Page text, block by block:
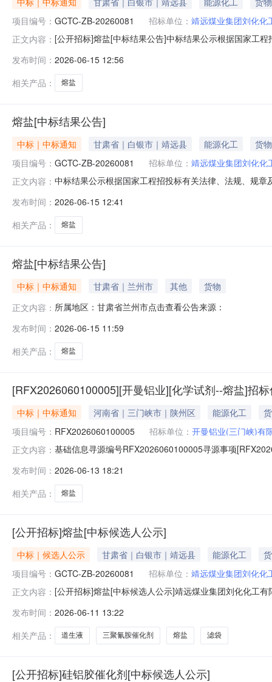
项目编号： GCTC-ZB-20260081 招标单位： 靖远煤业集团刘化化
正文内容： [公开招标]熔盐[中标结果公告]中标结果公示根据国家工
20260081招标人靖远煤业集团刘化化工有限公司联系电
息中标价（元）0
发布时间： 2026-06-15 12:56
相关产品：
熔盐
熔盐[中标结果公告]
中标｜中标通知 甘肃省｜白银市｜靖远县 能源化工
货物
项目编号： GCTC-ZB-20260081 招标单位： 靖远煤业集团刘化化
正文内容： 中标结果公示根据国家工程招投标有关法律、法规、规
工有限公司联系电话15336008633代理机构甘肃煤炭交
股份有限公司
发布时间： 2026-06-15 12:41
相关产品：
熔盐
熔盐[中标结果公告]
中标｜中标通知 甘肃省｜兰州市 其他
货物
正文内容： 所属地区：甘肃省兰州市点击查看公告来源：
发布时间： 2026-06-15 11:59
相关产品：
熔盐
[RFX2026060100005][开曼铝业][化学试剂--熔盐]招
中标｜中标通知 河南省｜三门峡市｜陕州区 能源化工
项目编号： RFX2026060100005 招标单位： 开曼铝业(三门峡)有
正文内容： 基础信息寻源编号RFX2026060100005寻源事项
供应商编码供应商名称中标数量中标金额中标比例
发布时间： 2026-06-13 18:21
相关产品：
熔盐
[公开招标]熔盐[中标候选人公示]
中标｜候选人公示 甘肃省｜白银市｜靖远县 能源化工
项目编号： GCTC-ZB-20260081 招标单位： 靖远煤业集团刘化化
正文内容： [公开招标]熔盐[中标候选人公示]靖远煤业集团刘化化工
招标人靖远煤业集团刘化化工有限公司招标人联系电话
发布时间： 2026-06-11 13:22
相关产品：
道生液 三聚氰胺催化剂 熔盐 滤袋
[公开招标]硅铝胶催化剂[中标候选人公示]